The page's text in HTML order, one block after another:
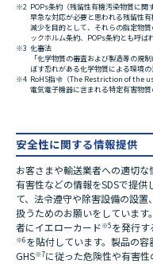
※2 POPs条約（残留性有機汚染物質に関
早急な対応が必要と思われる残留性
減少を目的として、それらの指定物
ックホルム条約、POPs条約とも呼ばれ
※3 化審法
「化学物質の審査および製造等の規
ぼす恐れがある化学物質による環境
※4 RoHS指令（The Restriction of the
電気電子機器に含まれる特定有害物質
安全性に関する情報提供
お客さまや輸送業者への適切
有害性などの情報をSDSで提供
て、法令遵守や除害設備の設
扱うためのお願いをしていま
者にイエローカード※5を発行
※6を貼付しています。製品の容
GHS※7に従った危険性や有害性